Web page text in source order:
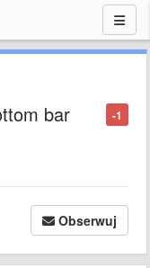
-1
bar
Obserwuj